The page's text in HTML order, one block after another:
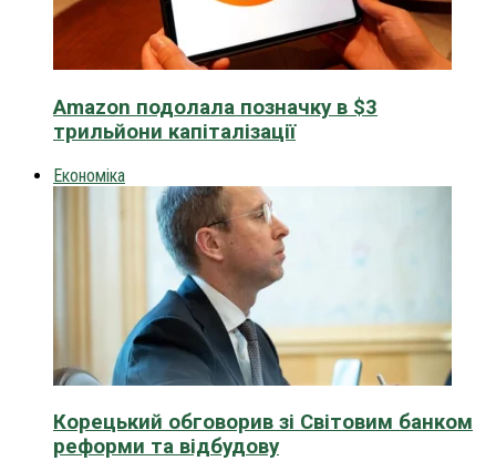
Amazon подолала позначку в $3
трильйони капіталізації
Економіка
Корецький обговорив зі Світовим банком
реформи та відбудову